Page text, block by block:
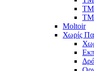
Moltoir
Χωρίς